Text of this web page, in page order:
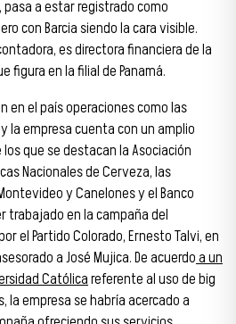
a estar registrado como
con Barcia siendo la cara visible.
es directora financiera de la
figura en la filial de Panamá.
en el país operaciones como las
la empresa cuenta con un amplio
que se destacan la Asociación
Nacionales de Cerveza, las
y Canelones y el Banco
trabajado en la campaña del
el Partido Colorado, Ernesto Talvi, en
a José Mujica. De acuerdoa un
Católicareferente al uso de big
la empresa se habría acercado a